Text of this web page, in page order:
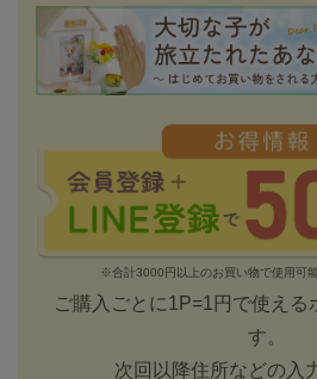
※合計3000円以上のお買い物で使用可
ご購入ごとに1P=1円で使える
す。
次回以降住所などの入